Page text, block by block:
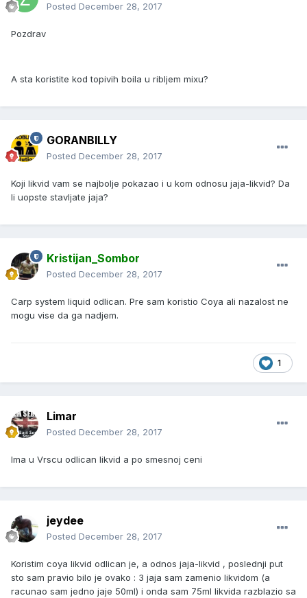
Posted December 28, 2017
Pozdrav
A sta koristite kod topivih boila u ribljem mixu?
GORANBILLY
Posted December 28, 2017
Koji likvid vam se najbolje pokazao i u kom odnosu jaja-likvid? Da
li uopste stavljate jaja?
Kristijan_Sombor
Posted December 28, 2017
Carp system liquid odlican. Pre sam koristio Coya ali nazalost ne
mogu vise da ga nadjem.
1
Limar
Posted December 28, 2017
Ima u Vrscu odlican likvid a po smesnoj ceni
jeydee
Posted December 28, 2017
Koristim coya likvid odlican je, a odnos jaja-likvid , poslednji put
sto sam pravio bilo je ovako : 3 jaja sam zamenio likvidom (a
racunao sam jedno jaje 50ml) i onda sam 75ml likvida razblazio sa